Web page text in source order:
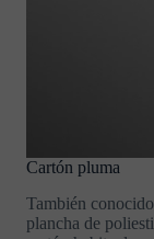
Cartón pluma
También
plancha de